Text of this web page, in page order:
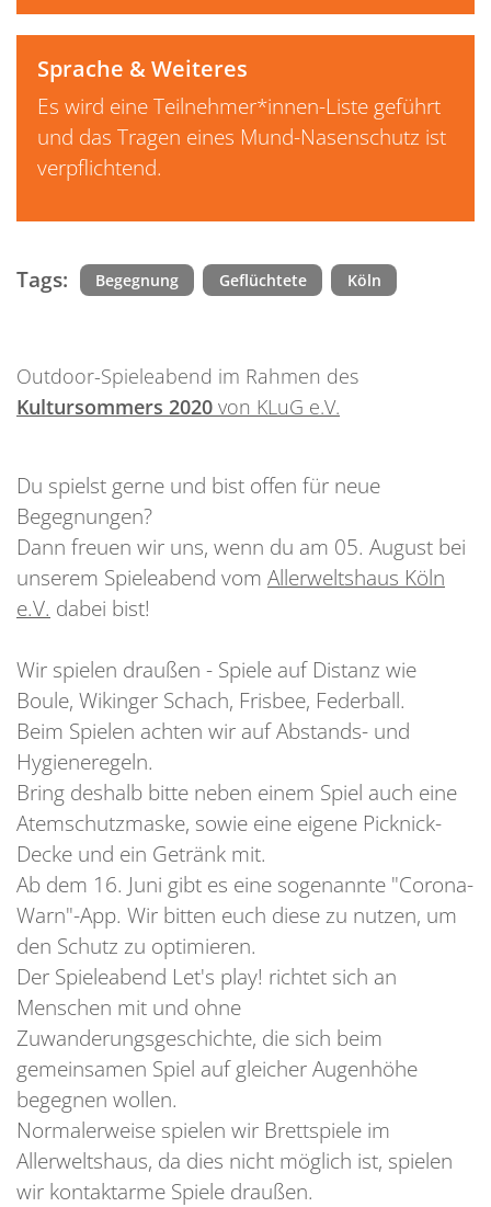
Sprache & Weiteres
Es wird eine Teilnehmer*innen-Liste geführt
und das Tragen eines Mund-Nasenschutz ist
verpflichtend.
Tags: Begegnung Geflüchtete Köln
Outdoor-Spieleabend im Rahmen des
Kultursommers 2020 von KLuG e.V.
Du spielst gerne und bist offen für neue
Begegnungen?
Dann freuen wir uns, wenn du am 05. August bei
unserem Spieleabend vom Allerweltshaus Köln
e.V. dabei bist!
Wir spielen draußen - Spiele auf Distanz wie
Boule, Wikinger Schach, Frisbee, Federball.
Beim Spielen achten wir auf Abstands- und
Hygieneregeln.
Bring deshalb bitte neben einem Spiel auch eine
Atemschutzmaske, sowie eine eigene Picknick-
Decke und ein Getränk mit.
Ab dem 16. Juni gibt es eine sogenannte "Corona-
Warn"-App. Wir bitten euch diese zu nutzen, um
den Schutz zu optimieren.
Der Spieleabend Let's play! richtet sich an
Menschen mit und ohne
Zuwanderungsgeschichte, die sich beim
gemeinsamen Spiel auf gleicher Augenhöhe
begegnen wollen.
Normalerweise spielen wir Brettspiele im
Allerweltshaus, da dies nicht möglich ist, spielen
wir kontaktarme Spiele draußen.